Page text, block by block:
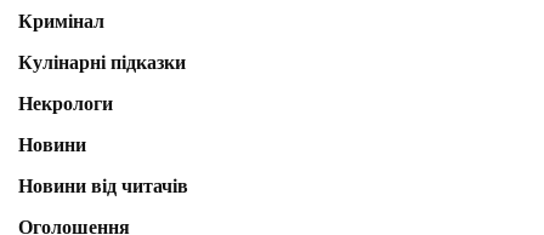
Кримінал
Кулінарні підказки
Некрологи
Новини
Новини від читачів
Оголошення